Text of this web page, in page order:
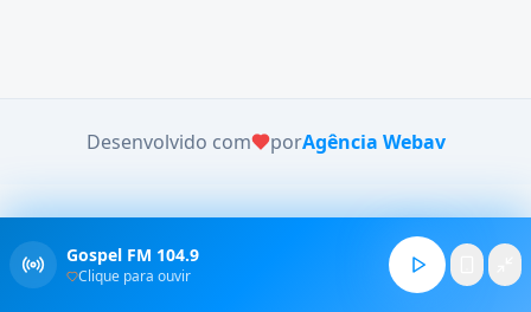
Desenvolvido com porAgência Webav
Gospel FM 104.9
Clique para ouvir